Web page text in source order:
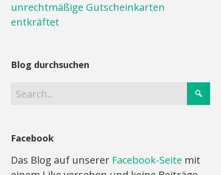
unrechtmäßige Gutscheinkarten
entkräftet
Blog durchsuchen
Facebook
Das Blog auf unserer Facebook-Seite mit